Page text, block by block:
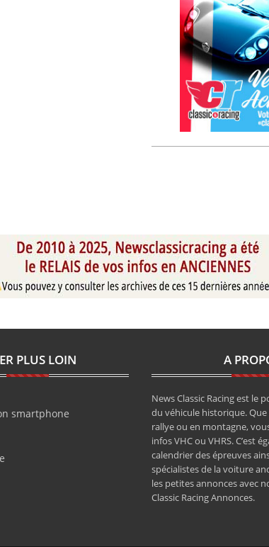
PLUS LOIN
smartphone
A
News Classic Racing est le
du véhicule historique. Que
rallye ou en montagne,
infos VHC ou VHRS. C’est
calendrier des épreuves
spécialistes de la voiture
les petites annonces avec
Classic Racing Annonces.